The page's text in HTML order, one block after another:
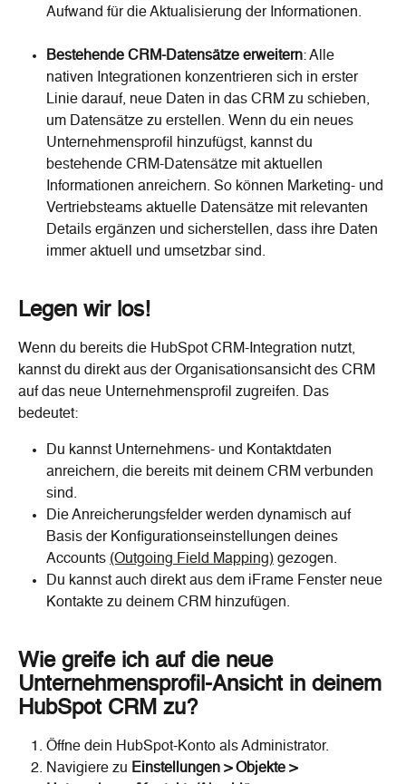
Aufwand für die Aktualisierung der Informationen.
Bestehende CRM-Datensätze erweitern: Alle
nativen Integrationen konzentrieren sich in erster
Linie darauf, neue Daten in das CRM zu schieben,
um Datensätze zu erstellen. Wenn du ein neues
Unternehmensprofil hinzufügst, kannst du
bestehende CRM-Datensätze mit aktuellen
Informationen anreichern. So können Marketing- und
Vertriebsteams aktuelle Datensätze mit relevanten
Details ergänzen und sicherstellen, dass ihre Daten
immer aktuell und umsetzbar sind.
Legen wir los!
Wenn du bereits die HubSpot CRM-Integration nutzt,
kannst du direkt aus der Organisationsansicht des CRM
auf das neue Unternehmensprofil zugreifen. Das
bedeutet:
Du kannst Unternehmens- und Kontaktdaten
anreichern, die bereits mit deinem CRM verbunden
sind.
Die Anreicherungsfelder werden dynamisch auf
Basis der Konfigurationseinstellungen deines
Accounts (Outgoing Field Mapping) gezogen.
Du kannst auch direkt aus dem iFrame Fenster neue
Kontakte zu deinem CRM hinzufügen.
Wie greife ich auf die neue
Unternehmensprofil-Ansicht in deinem
HubSpot CRM zu?
Öffne dein HubSpot-Konto als Administrator.
Navigiere zu Einstellungen > Objekte >